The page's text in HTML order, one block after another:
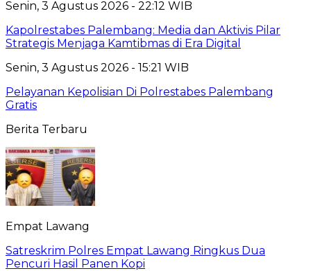
Senin, 3 Agustus 2026 - 22:12 WIB
Kapolrestabes Palembang: Media dan Aktivis Pilar
Strategis Menjaga Kamtibmas di Era Digital
Senin, 3 Agustus 2026 - 15:21 WIB
Pelayanan Kepolisian Di Polrestabes Palembang
Gratis
Berita Terbaru
Empat Lawang
Satreskrim Polres Empat Lawang Ringkus Dua
Pencuri Hasil Panen Kopi